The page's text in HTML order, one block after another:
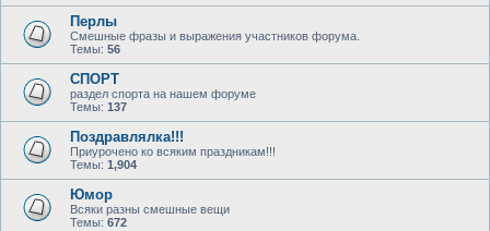
Перлы
Смешные фразы и выражения участников форума.
Темы: 56
СПОРТ
раздел спорта на нашем форуме
Темы: 137
Поздравлялка!!!
Приурочено ко всяким праздникам!!!
Темы: 1,904
Юмор
Всяки разны смешные вещи
Темы: 672